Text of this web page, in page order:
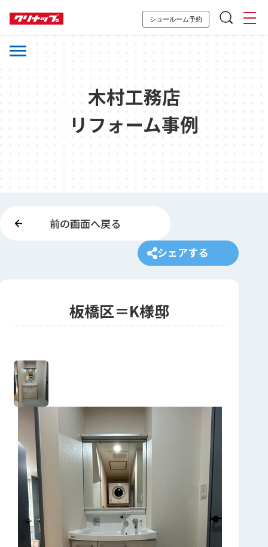
ショールーム予約
木村工務店
リフォーム事例
前の画面へ戻る
シェアする
板橋区＝K様邸